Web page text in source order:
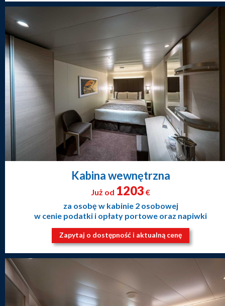
Kabina wewnętrzna
Już od 1203 €
za osobę w kabinie 2 osobowej
w cenie podatki i opłaty portowe oraz napiwki
Zapytaj o dostępność i aktualną cenę